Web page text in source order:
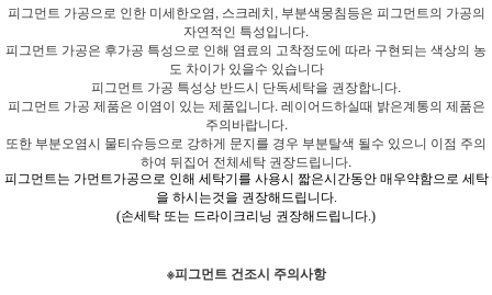
피그먼트 가공으로 인한 미세한오염, 스크레치, 부분색뭉침등은 피그먼트의 가공의
자연적인 특성입니다.
피그먼트 가공은 후가공 특성으로 인해 염료의 고착정도에 따라 구현되는 색상의 농
도 차이가 있을수 있습니다
피그먼트 가공 특성상 반드시 단독세탁을 권장합니다.
피그먼트 가공 제품은 이염이 있는 제품입니다. 레이어드하실때 밝은계통의 제품은
주의바랍니다.
또한 부분오염시 물티슈등으로 강하게 문지를 경우 부분탈색 될수 있으니 이점 주의
하여 뒤집어 전체세탁 권장드립니다.
피그먼트는 가먼트가공으로 인해 세탁기를 사용시 짧은시간동안 매우약함으로 세탁
을 하시는것을 권장해드립니다.
(손세탁 또는 드라이크리닝 권장해드립니다.)
※피그먼트 건조시 주의사항